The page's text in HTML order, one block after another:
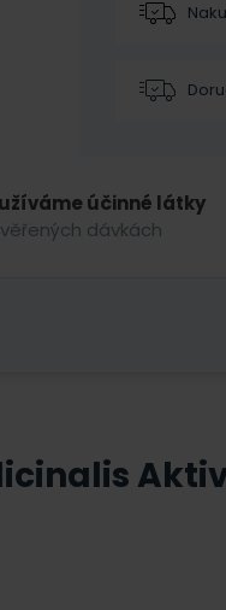
účinné látky
dávkách